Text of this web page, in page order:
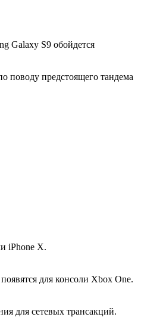
Galaxy S9 обойдется
поводу предстоящего тандема
iPhone X.
для консоли Xbox One.
для сетевых трансакций.